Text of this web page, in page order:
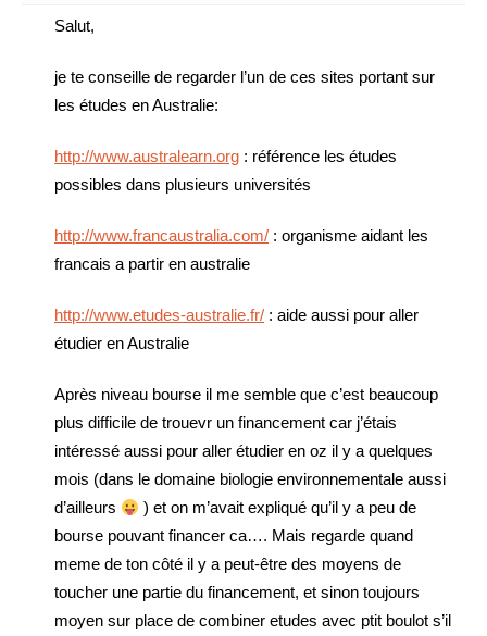
Salut,
je te conseille de regarder l’un de ces sites portant sur
les études en Australie:
http://www.australearn.org : référence les études
possibles dans plusieurs universités
http://www.francaustralia.com/ : organisme aidant les
francais a partir en australie
http://www.etudes-australie.fr/ : aide aussi pour aller
étudier en Australie
Après niveau bourse il me semble que c’est beaucoup
plus difficile de trouevr un financement car j’étais
intéressé aussi pour aller étudier en oz il y a quelques
mois (dans le domaine biologie environnementale aussi
d’ailleurs
) et on m’avait expliqué qu’il y a peu de
bourse pouvant financer ca…. Mais regarde quand
meme de ton côté il y a peut-être des moyens de
toucher une partie du financement, et sinon toujours
moyen sur place de combiner etudes avec ptit boulot s’il